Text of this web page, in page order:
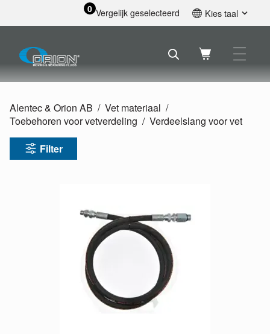
0 Vergelijk geselecteerd Kies taal
Svenska
Français
Nederlands
Alentec & Orion AB
Vet materiaal
Toebehoren voor vetverdeling
Verdeelslang voor vet
Filter